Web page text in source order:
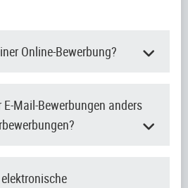
Online-Bewerbung?
E-Mail-Bewerbungen anders